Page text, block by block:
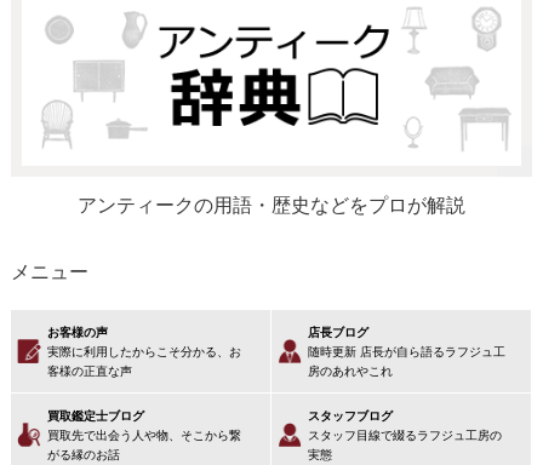
アンティークの用語・歴史などをプロが解説
メニュー
お客様の声
実際に利用したからこそ分かる、お
客様の正直な声
店長ブログ
随時更新 店長が自ら語るラフジュ工
房のあれやこれ
買取鑑定士ブログ
買取先で出会う人や物、そこから繋
がる縁のお話
スタッフブログ
スタッフ目線で綴るラフジュ工房の
実態